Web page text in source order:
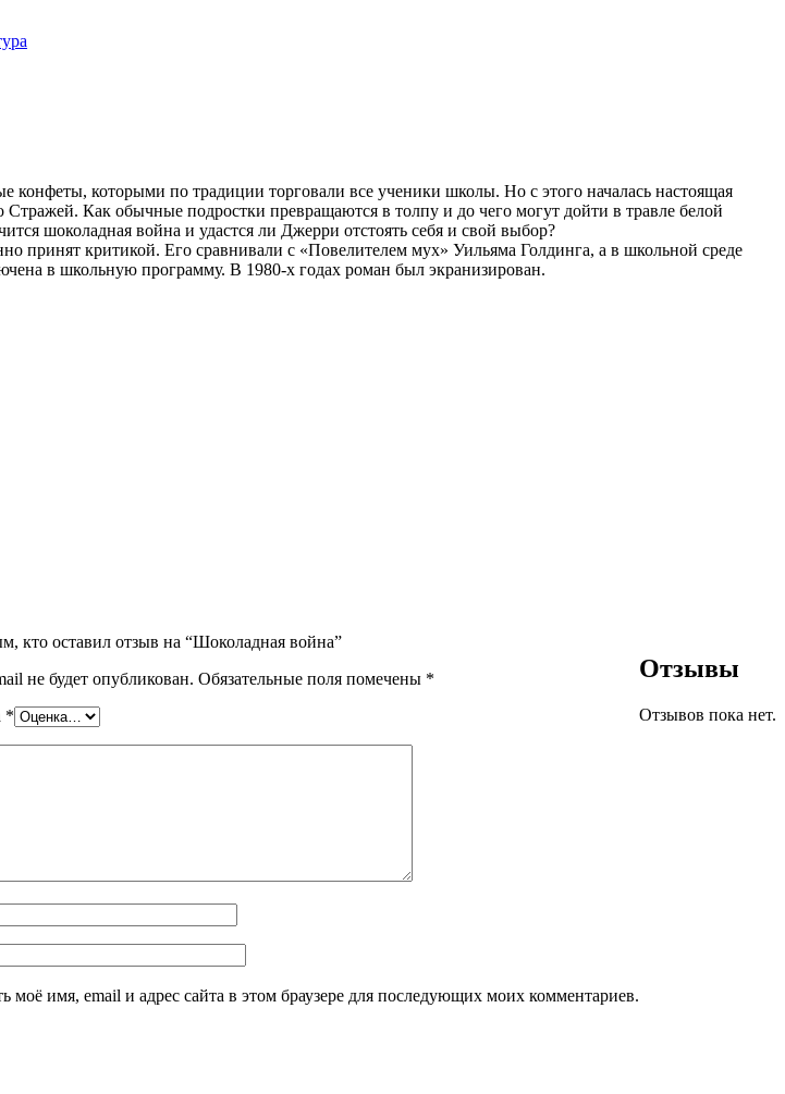
конфеты, которыми по традиции торговали все ученики школы. Но с этого началась настоящая
Как обычные подростки превращаются в толпу и до чего могут дойти в травле белой
шоколадная война и удастся ли Джерри отстоять себя и свой выбор?
принят критикой. Его сравнивали с «Повелителем мух» Уильяма Голдинга, а в школьной среде
в школьную программу. В 1980-х годах роман был экранизирован.
Отзывы
Отзывов пока нет.
кто оставил отзыв на “Шоколадная война”
не будет опубликован. Обязательные поля помечены *
*
моё имя, email и адрес сайта в этом браузере для последующих моих комментариев.